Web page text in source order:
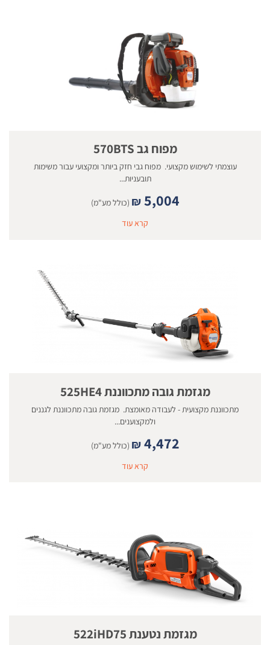
מפוח גב 570BTS
עוצמתי לשימוש מקצועי. מפוח גבי חזק ביותר ומקצועי עבור משימות
תובעניות...
₪ 5,004
(כולל מע"מ)
קרא עוד
מגזמת גובה מתכווננת 525HE4
מתכווננת מקצועית - לעבודה מאומצת. מגזמת גובה מתכווננת לגננים
ולמקצוענים...
₪ 4,472
(כולל מע"מ)
קרא עוד
מגזמת נטענת 522iHD75